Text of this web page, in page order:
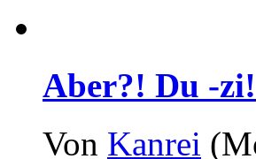
Aber?! Du -zi!
Von Kanrei